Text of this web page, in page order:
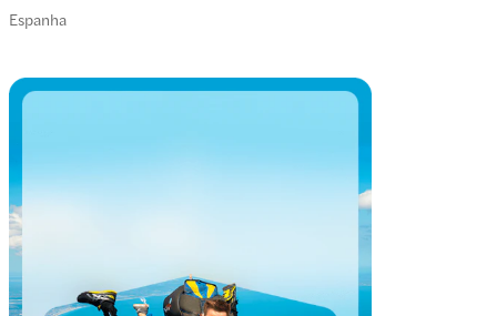
Espanha